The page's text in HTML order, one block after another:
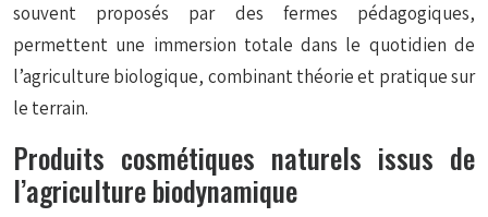
souvent proposés par des fermes pédagogiques,
permettent une immersion totale dans le quotidien de
l’agriculture biologique, combinant théorie et pratique sur
le terrain.
Produits cosmétiques naturels issus de
l’agriculture biodynamique